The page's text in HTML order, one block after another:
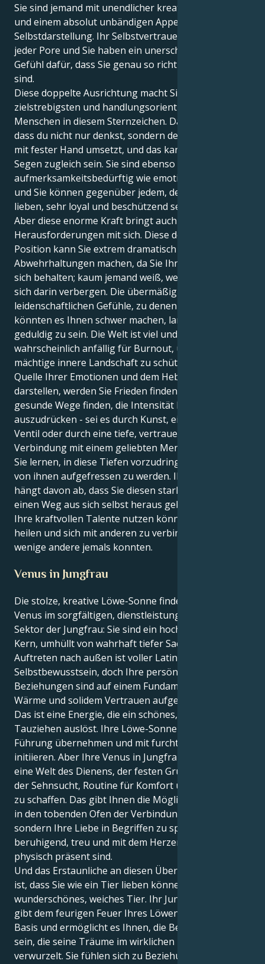
Sie sind jemand mit unendlicher kreativer Energie
und einem absolut unbändigen Appetit auf
Selbstdarstellung. Ihr Selbstvertrauen strömt aus
jeder Pore und Sie haben ein unerschütterliches
Gefühl dafür, dass Sie genau so richtig sind, wie Sie
sind.
Diese doppelte Ausrichtung macht Sie zu einem der
zielstrebigsten und handlungsorientiertesten
Menschen in diesem Sternzeichen. Das liegt daran,
dass du nicht nur denkst, sondern deine Gedanken
mit fester Hand umsetzt, und das kann Fluch und
Segen zugleich sein. Sie sind ebenso
aufmerksamkeitsbedürftig wie emotional komplex,
und Sie können gegenüber jedem, den Sie wirklich
lieben, sehr loyal und beschützend sein.
Aber diese enorme Kraft bringt auch
Herausforderungen mit sich. Diese doppelte Löwe-
Position kann Sie extrem dramatisch und anfällig für
Abwehrhaltungen machen, da Sie Ihre Emotionen für
sich behalten; kaum jemand weiß, welche Schätze
sich darin verbergen. Die übermäßig
leidenschaftlichen Gefühle, zu denen Sie neigen,
könnten es Ihnen schwer machen, lange und
geduldig zu sein. Die Welt ist viel und Sie sind
wahrscheinlich anfällig für Burnout, um Ihre
mächtige innere Landschaft zu schützen. In der
Quelle Ihrer Emotionen und dem Hebel, den sie
darstellen, werden Sie Frieden finden. Indem Sie
gesunde Wege finden, die Intensität Ihrer Gefühle
auszudrücken - sei es durch Kunst, ein kreatives
Ventil oder durch eine tiefe, vertrauensvolle
Verbindung mit einem geliebten Menschen - können
Sie lernen, in diese Tiefen vorzudringen und nicht
von ihnen aufgefressen zu werden. Ihre Gesundheit
hängt davon ab, dass Sie diesen starken Gefühlen
einen Weg aus sich selbst heraus geben, damit Sie
Ihre kraftvollen Talente nutzen können, um zu
heilen und sich mit anderen zu verbinden, wie es nur
wenige andere jemals konnten.
Venus in Jungfrau
Die stolze, kreative Löwe-Sonne findet ihr Herz in der
Venus im sorgfältigen, dienstleistungsorientierten
Sektor der Jungfrau: Sie sind ein hochdramatischer
Kern, umhüllt von wahrhaft tiefer Sachlichkeit. Ihr
Auftreten nach außen ist voller Latino-Feuer und
Selbstbewusstsein, doch Ihre persönlichen
Beziehungen sind auf einem Fundament aus echter
Wärme und solidem Vertrauen aufgebaut.
Das ist eine Energie, die ein schönes, interessantes
Tauziehen auslöst. Ihre Löwe-Sonne möchte die
Führung übernehmen und mit furchtloser Kraft
initiieren. Aber Ihre Venus in Jungfrau zieht Sie in
eine Welt des Dienens, der festen Grundregeln und
der Sehnsucht, Routine für Komfort und Sicherheit
zu schaffen. Das gibt Ihnen die Möglichkeit, nicht nur
in den tobenden Ofen der Verbindung zu versinken,
sondern Ihre Liebe in Begriffen zu spüren, die
beruhigend, treu und mit dem Herzen auf dem Mund
physisch präsent sind.
Und das Erstaunliche an diesen Übereinstimmungen
ist, dass Sie wie ein Tier lieben können, und zwar ein
wunderschönes, weiches Tier. Ihr Jungfrauenherz
gibt dem feurigen Feuer Ihres Löwen eine feste
Basis und ermöglicht es Ihnen, die Bezugsperson zu
sein, die seine Träume im wirklichen Leben
verwurzelt. Sie fühlen sich zu Beziehungen und